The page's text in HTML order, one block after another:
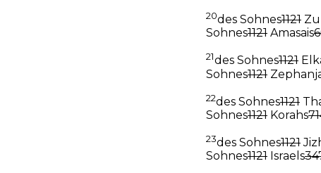
20des Sohnes1121
Sohnes1121 Amasais
21des Sohnes1121
Sohnes1121
22des Sohnes1121
Sohnes1121 Korahs
23des Sohnes1121
Sohnes1121 Israels